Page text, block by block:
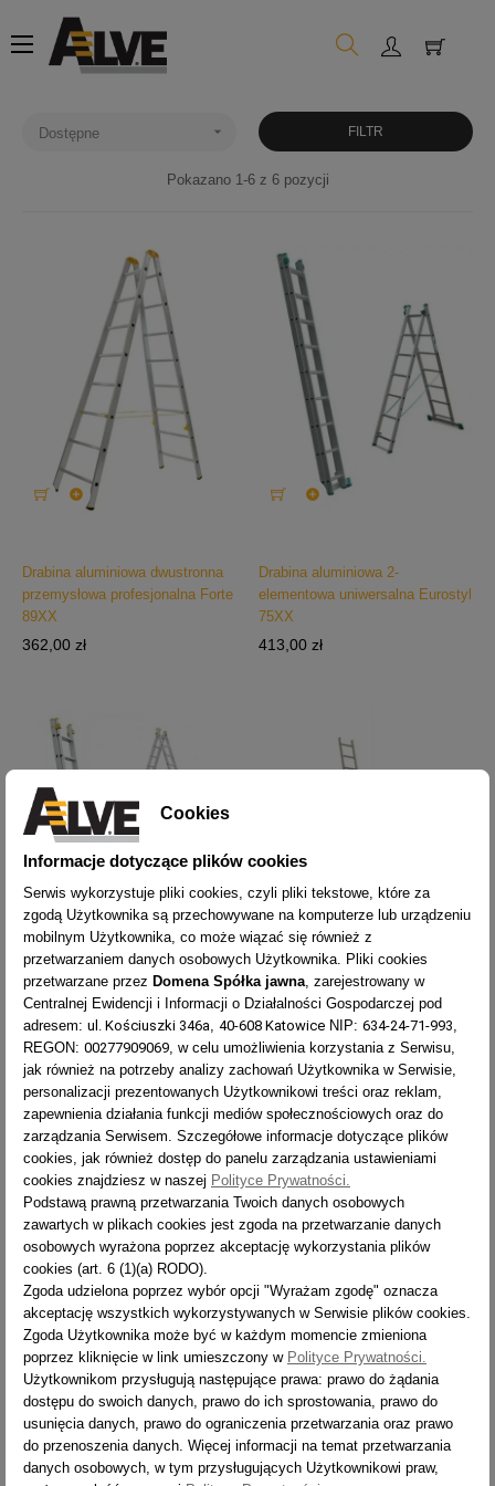
Toggle
navigation
☰
Dostępne  FILTR
Pokazano 1-6 z 6 pozycji

Drabina aluminiowa dwustronna
przemysłowa profesjonalna Forte
89XX
Cena
362,00 zł

Drabina aluminiowa 2-
elementowa uniwersalna Eurostyl
75XX
Cena
413,00 zł

Drabina aluminiowa 2-
elementowa uniwersalna
profesjonalna Forte 85XX
Cena
699,00 zł

Drabina aluminiowa 2-
elementowa wysuwana Eurostyl
72XX
Cena
422,00 zł

Drabina aluminiowa 2-

Drabina aluminiowa 2-
Cookies
Informacje dotyczące plików cookies
Serwis wykorzystuje pliki cookies, czyli pliki tekstowe, które za
zgodą Użytkownika są przechowywane na komputerze lub urządzeniu
mobilnym Użytkownika, co może wiązać się również z
przetwarzaniem danych osobowych Użytkownika. Pliki cookies
przetwarzane przez Domena Spółka jawna , zarejestrowany w
Centralnej Ewidencji i Informacji o Działalności Gospodarczej pod
adresem: ul. Kościuszki 346a 40-608 Katowice NIP: 634-24-71-993
REGON: 00277909069 , w celu umożliwienia korzystania z Serwisu,
jak również na potrzeby analizy zachowań Użytkownika w Serwisie,
personalizacji prezentowanych Użytkownikowi treści oraz reklam,
zapewnienia działania funkcji mediów społecznościowych oraz do
zarządzania Serwisem. Szczegółowe informacje dotyczące plików
cookies, jak również dostęp do panelu zarządzania ustawieniami
cookies znajdziesz w naszej Polityce Prywatności.
Podstawą prawną przetwarzania Twoich danych osobowych
zawartych w plikach cookies jest zgoda na przetwarzanie danych
osobowych wyrażona poprzez akceptację wykorzystania plików
cookies (art. 6 (1)(a) RODO).
Zgoda udzielona poprzez wybór opcji "Wyrażam zgodę" oznacza
akceptację wszystkich wykorzystywanych w Serwisie plików cookies.
Zgoda Użytkownika może być w każdym momencie zmieniona
poprzez kliknięcie w link umieszczony w Polityce Prywatności.
Użytkownikom przysługują następujące prawa: prawo do żądania
dostępu do swoich danych, prawo do ich sprostowania, prawo do
usunięcia danych, prawo do ograniczenia przetwarzania oraz prawo
do przenoszenia danych. Więcej informacji na temat przetwarzania
danych osobowych, w tym przysługujących Użytkownikowi praw,